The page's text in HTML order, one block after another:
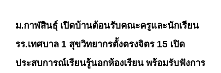
ม.กาฬสินธุ์ เปิดบ้านต้อนรับคณะครูและนักเรียน
รร.เทศบาล 1 สุขวิทยากรตั้งตรงจิตร 15 เปิด
ประสบการณ์เรียนรู้นอกห้องเรียน พร้อมรับฟังการ